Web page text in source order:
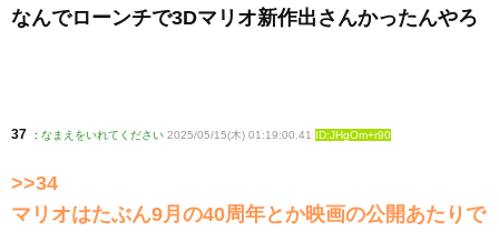
なんでローンチで3Dマリオ新作出さんかったんやろ
37 : なまえをいれてください 2025/05/15(木) 01:19:00.41 ID:JHgOm+r90
>>34
マリオはたぶん9月の40周年とか映画の公開あたりで